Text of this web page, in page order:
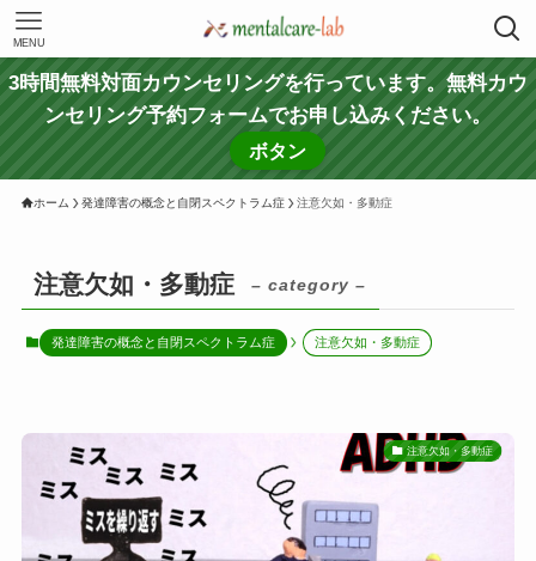
MENU
3時間無料対面カウンセリングを行っています。無料カウ
ンセリング予約フォームでお申し込みください。
ボタン
ホーム 発達障害の概念と自閉スペクトラム症 注意欠如・多動症
注意欠如・多動症 – category –
発達障害の概念と自閉スペクトラム症 注意欠如・多動症
注意欠如・多動症